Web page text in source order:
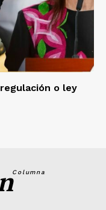
o ley
Columna